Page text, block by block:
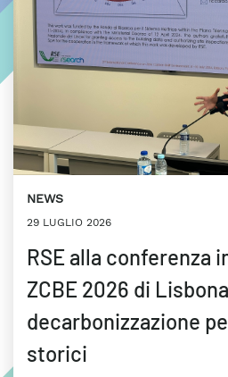
NEWS
29 LUGLIO 2026
RSE alla conferenza
ZCBE 2026 di
decarbonizzazione
storici